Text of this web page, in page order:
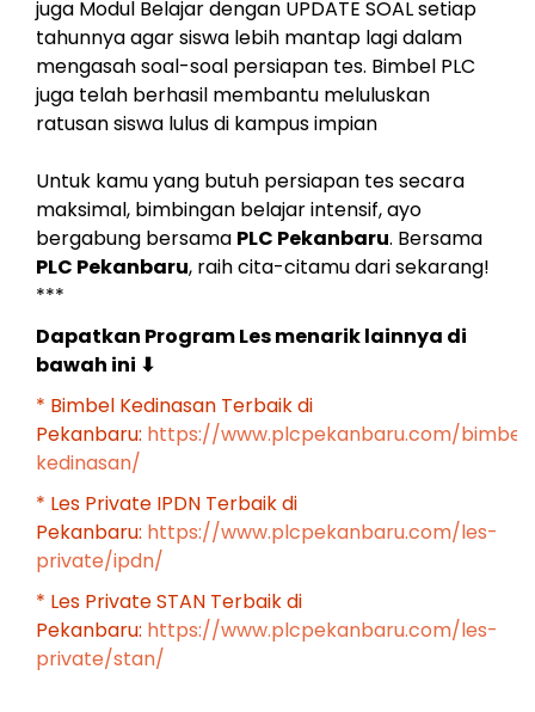
juga Modul Belajar dengan UPDATE SOAL setiap
tahunnya agar siswa lebih mantap lagi dalam
mengasah soal-soal persiapan tes. Bimbel PLC
juga telah berhasil membantu meluluskan
ratusan siswa lulus di kampus impian
Untuk kamu yang butuh persiapan tes secara
maksimal, bimbingan belajar intensif, ayo
bergabung bersama PLC Pekanbaru. Bersama
PLC Pekanbaru, raih cita-citamu dari sekarang!
***
Dapatkan Program Les menarik lainnya di
bawah ini ⬇
* Bimbel Kedinasan Terbaik di
Pekanbaru: https://www.plcpekanbaru.com/
kedinasan/
* Les Private IPDN Terbaik di
Pekanbaru: https://www.plcpekanbaru.com/les-
private/ipdn/
* Les Private STAN Terbaik di
Pekanbaru: https://www.plcpekanbaru.com/les-
private/stan/